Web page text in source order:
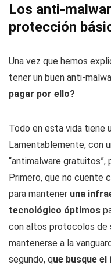
Los anti-
protección
Una vez que hemos
tener un buen anti-
pagar por ello?
Todo en esta vida tiene
Lamentablemente, con
“antimalware gratuitos”,
Primero, que no cuente
para mantener una
tecnológico óptimos
con altos protocolos de
mantenerse a la
segundo, que busque